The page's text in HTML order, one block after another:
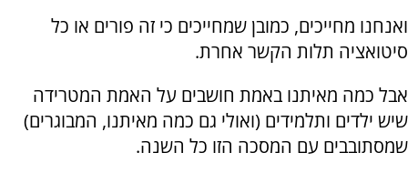
ואנחנו מחייכים, כמובן שמחייכים כי זה פורים או כל
סיטואציה תלות הקשר אחרת.
אבל כמה מאיתנו באמת חושבים על האמת המטרידה
שיש ילדים ותלמידים (ואולי גם כמה מאיתנו, המבוגרים)
שמסתובבים עם המסכה הזו כל השנה.